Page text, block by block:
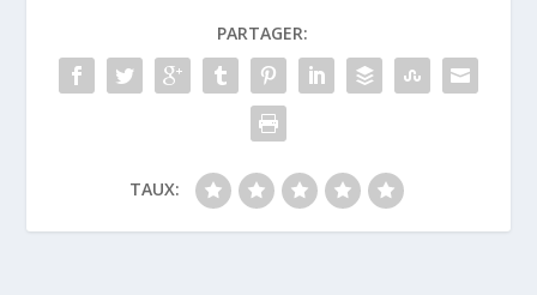
PARTAGER:
TAUX: